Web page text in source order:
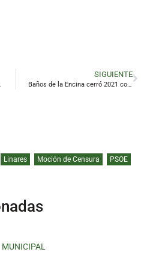
SIGUIENTE
Baños de la Encina cerró 2021 con la llegada de más de 29.000 turistas
Linares Moción de Censura
PSOE
MUNICIPAL